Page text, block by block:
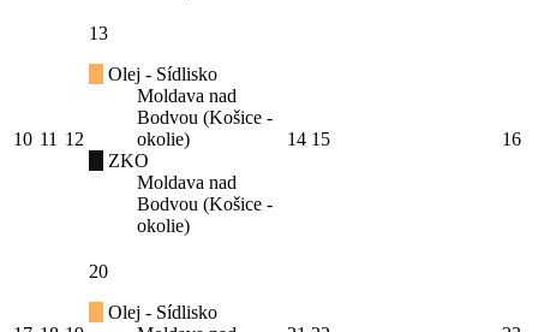
10 11 12
13
Olej - Sídlisko
Moldava nad
Bodvou (Košice -
okolie)
ZKO
Moldava nad
Bodvou (Košice -
okolie)
14 15 16
20
Olej - Sídlisko